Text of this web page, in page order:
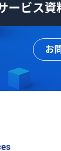
ービス資
お